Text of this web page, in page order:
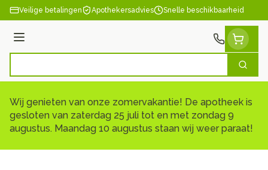
Ga naar de inhoud
Veilige betalingen Apothekersadvies Snelle beschikbaarheid
Menu
Zoek
Wij genieten van onze zomervakantie! De apotheek is
gesloten van zaterdag 25 juli tot en met zondag 9
augustus. Maandag 10 augustus staan wij weer paraat!